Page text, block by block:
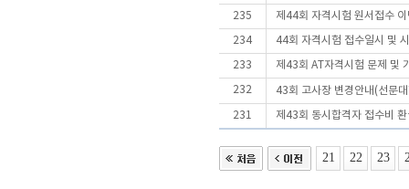
235 제44회 자격시험 원서접수
234 44회 자격시험 접수일시 및
233 제43회 AT자격시험 문제 및
232 43회 고사장 변경안내(선문
231 제43회 동시합격자 접수비
21 22 23